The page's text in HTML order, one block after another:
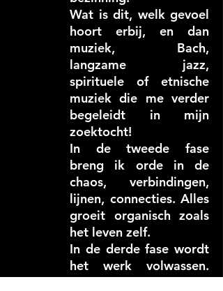
Wat is dit, welk gevoel
hoort erbij, en dan
muziek, Bach,
langzame jazz,
spirituele of etnische
muziek die me verder
begeleidt in mijn
zoektocht!
In de tweede fase
breng ik orde in de
chaos, verbindingen,
lijnen, connecties. Alles
groeit organisch zoals
het leven zelf.
In de derde fase wordt
het werk volwassen.
Het eigen karakter